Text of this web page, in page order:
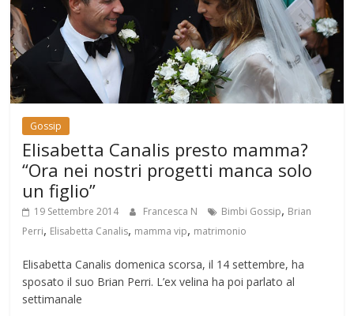
Gossip
Elisabetta Canalis presto mamma?
“Ora nei nostri progetti manca solo
un figlio”
19 Settembre 2014 Francesca N Bimbi Gossip, Brian
Perri, Elisabetta Canalis, mamma vip, matrimonio
Elisabetta Canalis domenica scorsa, il 14 settembre, ha
sposato il suo Brian Perri. L’ex velina ha poi parlato al
settimanale